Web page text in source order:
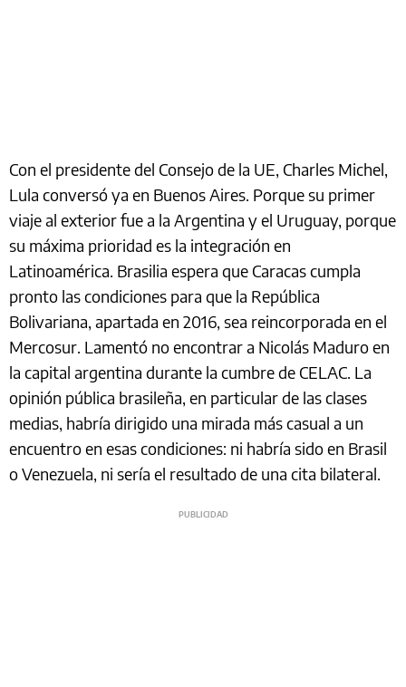
Con el presidente del Consejo de la UE, Charles Michel,
Lula conversó ya en Buenos Aires. Porque su primer
viaje al exterior fue a la Argentina y el Uruguay, porque
su máxima prioridad es la integración en
Latinoamérica. Brasilia espera que Caracas cumpla
pronto las condiciones para que la República
Bolivariana, apartada en 2016, sea reincorporada en el
Mercosur. Lamentó no encontrar a Nicolás Maduro en
la capital argentina durante la cumbre de CELAC. La
opinión pública brasileña, en particular de las clases
medias, habría dirigido una mirada más casual a un
encuentro en esas condiciones: ni habría sido en Brasil
o Venezuela, ni sería el resultado de una cita bilateral.